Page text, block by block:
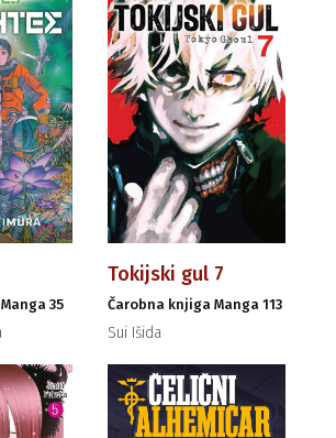
35
Tokijski gul 7
Čarobna knjiga Manga 113
Sui Išida